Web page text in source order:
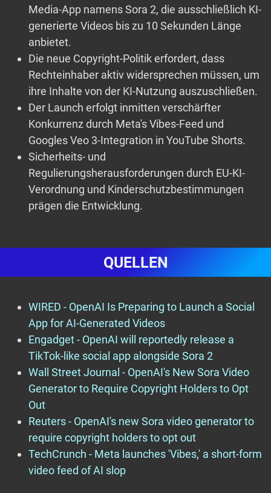
Media-App namens Sora 2, die ausschließlich KI-
generierte Videos bis zu 10 Sekunden Länge
anbietet.
Die neue Copyright-Politik erfordert, dass
Rechteinhaber aktiv widersprechen müssen, um
ihre Inhalte von der KI-Nutzung auszuschließen.
Der Launch erfolgt inmitten verschärfter
Konkurrenz durch Meta's Vibes-Feed und
Googles Veo 3-Integration in YouTube Shorts.
Sicherheits- und
Regulierungsherausforderungen durch EU-KI-
Verordnung und Kinderschutzbestimmungen
prägen die Entwicklung.
QUELLEN
WIRED - OpenAI Is Preparing to Launch a Social
App for AI-Generated Videos
Engadget - OpenAI will reportedly release a
TikTok-like social app alongside Sora 2
Wall Street Journal - OpenAI's New Sora Video
Generator to Require Copyright Holders to Opt
Out
Reuters - OpenAI's new Sora video generator to
require copyright holders to opt out
TechCrunch - Meta launches 'Vibes,' a short-form
video feed of AI slop